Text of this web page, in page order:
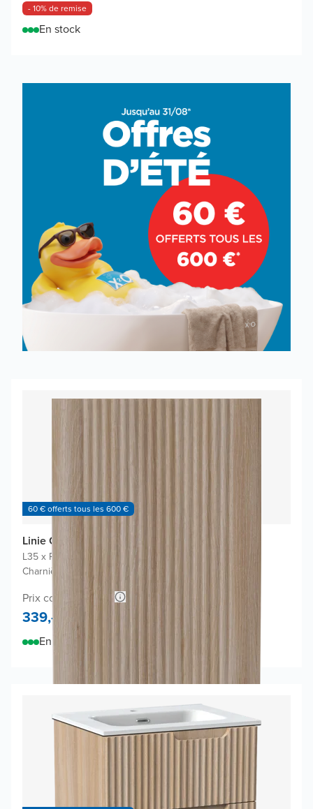
- 10% de remise
En stock
60 € offerts tous les 600 €
Linie Curvo colonne salle de bains
L35 x P30 x H170 cm Chêne clair
Charnières à gauche ou à droite
Prix conseillé 678,-
339,-
En stock